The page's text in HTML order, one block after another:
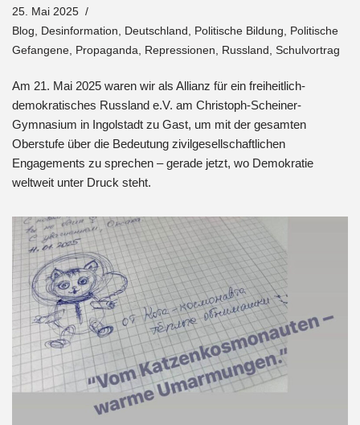
25. Mai 2025
Blog, Desinformation, Deutschland , Politische Bildung, Politische
Gefangene, Propaganda, Repressionen, Russland , Schulvortrag
Am 21. Mai 2025 waren wir als Allianz für ein freiheitlich-
demokratisches Russland e.V. am Christoph-Scheiner-
Gymnasium in Ingolstadt zu Gast, um mit der gesamten
Oberstufe über die Bedeutung zivilgesellschaftlichen
Engagements zu sprechen – gerade jetzt, wo Demokratie
weltweit unter Druck steht.